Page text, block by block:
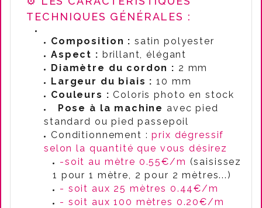
TECHNIQUES GÉNÉRALES :
Composition : satin polyester
Aspect : brillant, élégant
Diamètre du cordon : 2 mm
Largeur du biais : 10 mm
Couleurs : Coloris photo en stock
Pose à la machine avec pied
standard ou pied passepoil
Conditionnement :prix dégressif
selon la quantité que vous désirez
-soit au mètre 0.55€/m (saisissez
1 pour 1 mètre, 2 pour 2 mètres...)
- soit aux 25 mètres 0.44€/m
- soit aux 100 mètres 0.20€/m